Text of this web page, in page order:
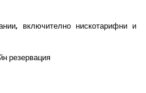
включително нискотарифни и
резервация